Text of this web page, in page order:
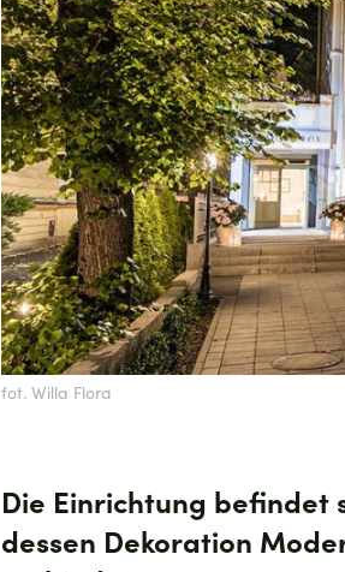
fot. Willa Flora
Die Einrichtung befindet
dessen Dekoration